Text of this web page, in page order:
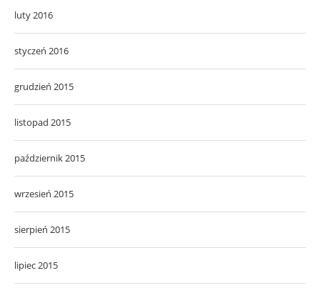
luty 2016
styczeń 2016
grudzień 2015
listopad 2015
październik 2015
wrzesień 2015
sierpień 2015
lipiec 2015